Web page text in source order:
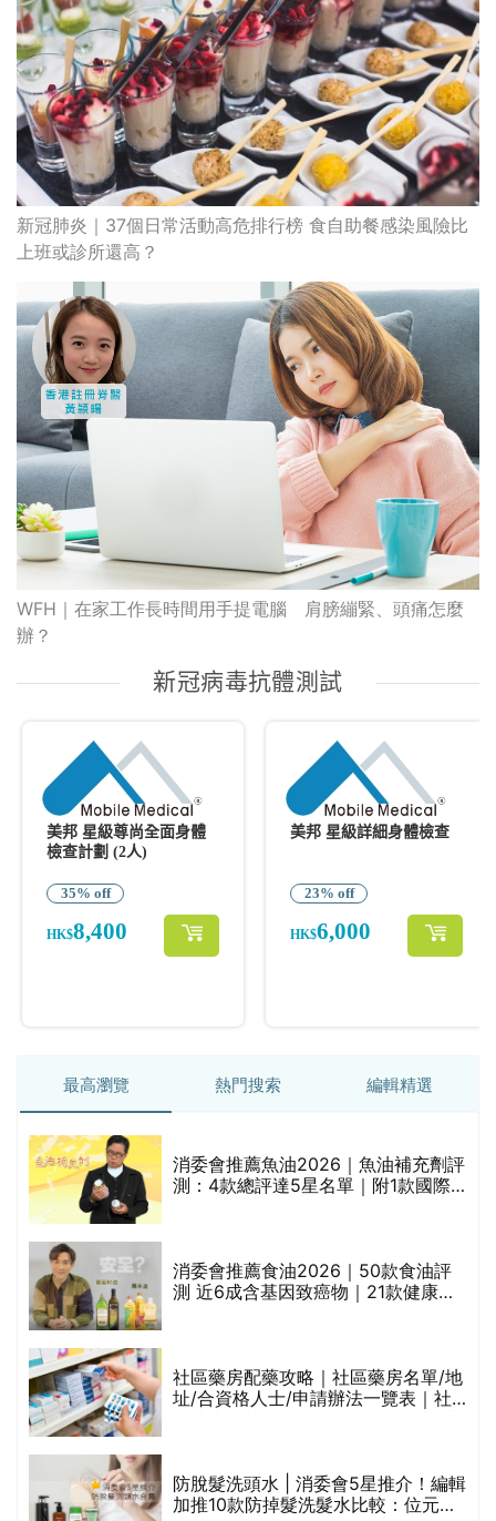
新冠肺炎｜37個日常活動高危排行榜 食自助餐感染風險比
上班或診所還高？
WFH｜在家工作長時間用手提電腦 肩膀繃緊、頭痛怎麼
辦？
最高瀏覽 熱門搜索 編輯精選
消委會推薦魚油2026｜魚油補充劑評
測：4款總評達5星名單｜附1款國際
消委會推薦食油2026｜50款食油評
測 近6成含基因致癌物｜21款健康煮
社區藥房配藥攻略｜社區藥房名單/地
址/合資格人士/申請辦法一覽表｜社
防脫髮洗頭水 | 消委會5星推介！編輯
加推10款防掉髮洗髮水比較：位元